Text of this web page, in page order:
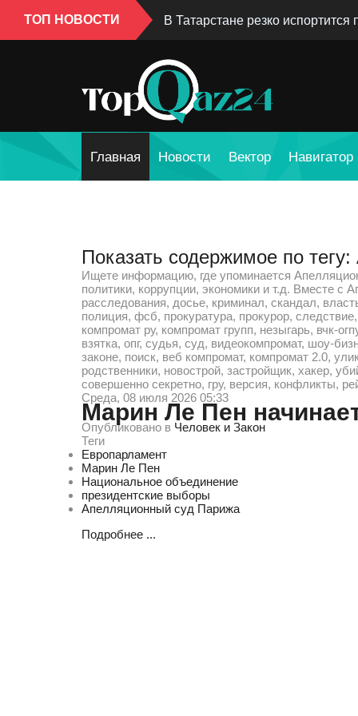
ТОП НОВОСТИ В Татарстане резко испортится
Главная Новости Вектор Навигатор
Показать содержимое по
Ищете информацию, где упоминается
политики, коррупции, экономики и т.д. Вместе
расследования, досье, криминал, скандал,
полиция, фсб, прокуратура, прокурор,
компромат ру, компромат групп, незыгарь, вчк-
взятка, опг, судья, суд, видеокомпромат, шоу-
законе, поиск, веб компромат, компромат 2.0,
родственники, новострой, застройщик, хакер,
совершенно секретно, гру, версия, конфликты,
Среда, 08 июля 2026 05:33
Марин Ле Пен
Опубликовано в Человек и Закон
Теги
Европарламент
Марин Ле Пен
Национальное объединение
президентские выборы
Апелляционный суд Парижа
Подробнее ...